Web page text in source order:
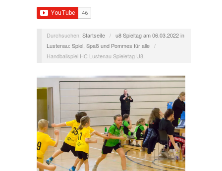
Durchsuchen: Startseite / u8 Spieltag am 06.03.2022 in
Lustenau: Spiel, Spaß und Pommes für alle /
Handballspiel HC Lustenau Spieletag U8.